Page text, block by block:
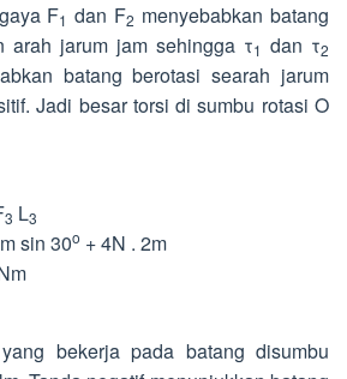
F1 dan F2 menyebabkan batang
arah jarum jam sehingga τ1 dan τ2
batang berotasi searah jarum
Jadi besar torsi di sumbu rotasi O
3 L3
sin 30o + 4N . 2m
bekerja pada batang disumbu